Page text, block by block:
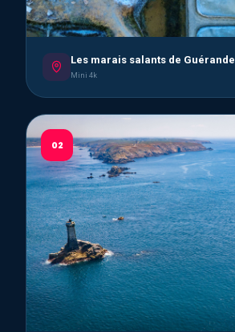
Les marais salants de Guérande
Mini 4k
02